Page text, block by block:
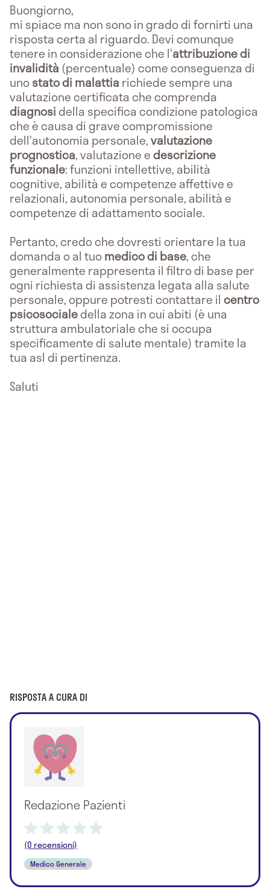
Buongiorno,
mi spiace ma non sono in grado di fornirti una
risposta certa al riguardo. Devi comunque
tenere in considerazione che l'attribuzione di
invalidità (percentuale) come conseguenza di
unostato di malattia richiede sempre una
valutazione certificata che comprenda
diagnosidella specifica condizione patologica
che è causa di grave compromissione
dell'autonomia personale,valutazione
prognostica, valutazione edescrizione
funzionale: funzioni intellettive, abilità
cognitive, abilità e competenze affettive e
relazionali, autonomia personale, abilità e
competenze di adattamento sociale.
Pertanto, credo che dovresti orientare la tua
domanda o al tuomedico di base, che
generalmente rappresenta il filtro di base per
ogni richiesta di assistenza legata alla salute
personale, oppure potresti contattare il centro
psicosocialedella zona in cui abiti (è una
struttura ambulatoriale che si occupa
specificamente di salute mentale) tramite la
tua asl di pertinenza.
Saluti
RISPOSTA A CURA DI
Redazione Pazienti
(0 recensioni)
Medico Generale